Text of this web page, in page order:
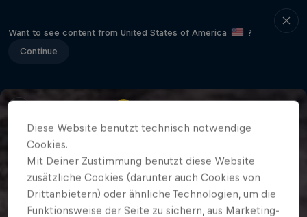
Want to see content from United States of America
?
Continue
Diese Website benutzt technisch notwendige
Cookies.
Mit Deiner Zustimmung benutzt diese Website
zusätzliche Cookies (darunter auch Cookies von
Drittanbietern) oder ähnliche Technologien, um die
Funktionsweise der Seite zu sichern, aus Marketing-